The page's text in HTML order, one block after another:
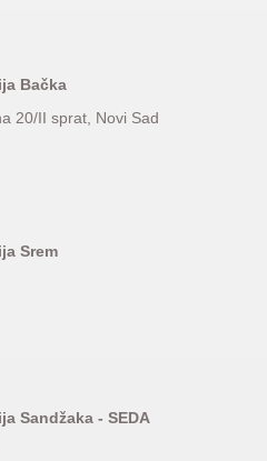
Bačka
20/II sprat, Novi Sad
Srem
Sandžaka - SEDA